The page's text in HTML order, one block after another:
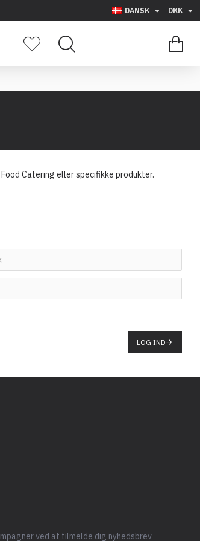
DANSK DKK
Catering eller specifikke produkter.
LOG IND
ved at tilmelde dig nyhedsbrev